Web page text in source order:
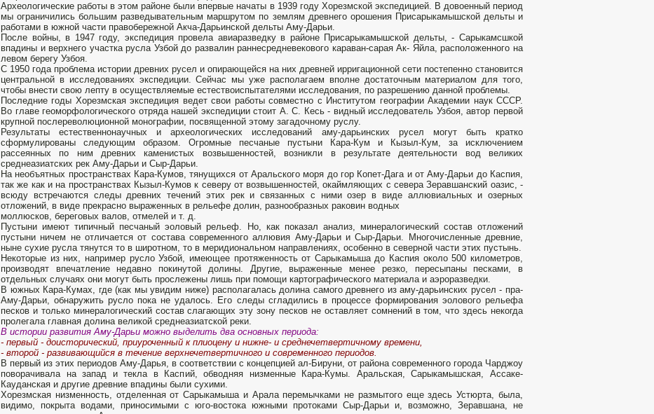
Археологические работы в этом районе были впервые начаты в 1939 году Хорезмской экспедицией. В довоенный период
мы ограничились большим разведыва­тельным маршрутом по землям древнего орошения Присарыкамышской дельты и
работами в южной части правобережной Акча-Дарьинской дельты Аму-Дарьи.
После войны, в 1947 году, экспедиция провела авиаразведку в районе Присарыкамышской дельты, - Сарыкамсшкой
впадины и верхнего участ­ка русла Узбой до развалин раннесредневекового караван-сарая Ак- Яйла, расположенного на
левом берегу Узбоя.
С 1950 года проблема истории древних русел и опирающейся на них древней ирригационной сети постепенно становится
центральной в исследованиях экспедиции. Сейчас мы уже располагаем вполне достаточным материалом для того,
чтобы внести свою лепту в осуществляемые естествоиспытателями ис­следования, по разрешению данной проблемы.
Последние годы Хорезм­ская экспедиция ведет свои работы совместно с Институтом географии Академии наук СССР.
Во главе геоморфологического отряда нашей экспедиции стоит А. С. Кесь - видный исследователь Узбоя, автор пер­вой
крупной послереволюционной монографии, посвященной этому за­гадочному руслу.
Результаты естественнонаучных и археологических исследований аму-дарьинских русел могут быть кратко
сформулированы следующим образом. Огромные песчаные пустыни Кара-Кум и Кызыл-Кум, за исключе­нием
рассеянных по ним древних каменистых возвышенностей, возникли в результате деятельности вод великих
среднеазиатских рек Аму-Дарьи и Сыр-Дарьи.
На необъятных пространствах Кара-Кумов, тянущихся от Аральского моря до гор Копет-Дага и от Аму-Дарьи до Каспия,
так же как и на пространствах Кызыл-Кумов к северу от возвышенностей, окаймляющих с севера Зеравшанский оазис, -
всюду встречаются сле­ды древних течений этих рек и связанных с ними озер в виде аллюви­альных и озерных
отложений, в виде прекрасно выраженных в рельефе долин, разнообразных раковин водных
моллюсков, береговых валов, отмелей и т. д.
Пустыни имеют типичный песчаный эоловый рельеф. Но, как показал анализ, минералогический состав отложений
пустыни ничем не отличается от состава современного аллювия Аму-Дарьи и Сыр-Дарьи. Многочисленные древние,
ныне сухие русла тянутся то в широт­ном, то в меридиональном направлениях, особенно в северной части этих пустынь.
Некоторые из них, например русло Узбой, имеющее протяженность от Сарыкамыша до Каспия около 500 километров,
производят впечат­ление недавно покинутой долины. Другие, выраженные менее резко, пересыпаны песками, в
отдельных случаях они могут быть прослежены лишь при помощи картографического материала и аэроразведки.
В южных Кара-Кумах, где (как мы увидим ниже) располагалась доли­на самого древнего из аму-дарьинских русел - пра-
Аму-Дарьи, обна­ружить русло пока не удалось. Его следы сгладились в процессе форми­рования эолового рельефа
песков и только минералогический состав слагающих эту зону песков не оставляет сомнений в том, что здесь не­когда
пролегала главная долина великой среднеазиатской реки.
В истории развития Аму-Дарьи можно выделить два основных периода:
- первый - доисторический, приуроченный к плиоцену и нижне- и среднечетвертичному времени,
- второй - развивающийся в течение верхнечетвертичного и современного периодов.
В первый из этих перио­дов Аму-Дарья, в соответствии с концепцией ал-Бируни, от района современного города Чарджоу
поворачивала на запад и текла в Каспий, обводняя низменные Кара-Кумы. Аральская, Сарыкамышская, Ассаке-
Кауданская и другие древние впадины были сухими.
Хорезмская низ­менность, отделенная от Сарыкамыша и Арала перемычками не раз­мытого еще здесь Устюрта, была,
видимо, покрыта водами, приносимы­ми с юго-востока южными протоками Сыр-Дарьи и, возможно, Зеравшана, не